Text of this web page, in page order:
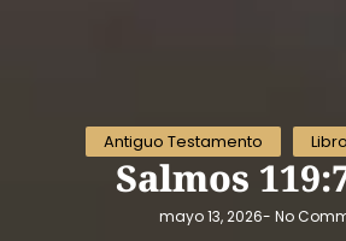
Antiguo Testamento
Salmos
mayo 13, 2026- No